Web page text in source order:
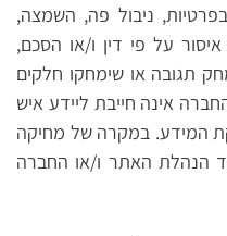
ניבול פה, השמצה,
על פי דין ו/או הסכם,
תגובה או שימחקו חלקים
אינה חייבת ליידע איש
המידע. במקרה של מחיקה
הנהלת האתר ו/או החברה